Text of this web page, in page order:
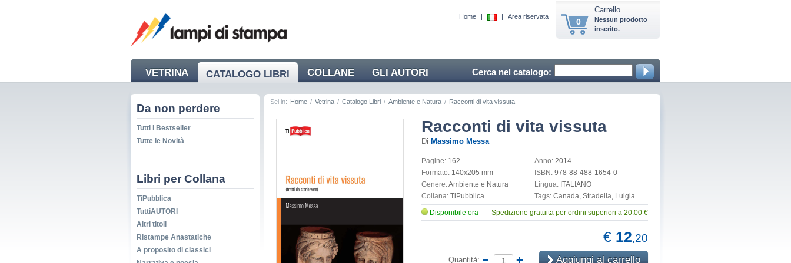
Home | | Area riservata
0
Carrello
Nessun prodotto
inserito.
Cerca nel catalogo:
VETRINA CATALOGO LIBRI COLLANE GLI AUTORI
NEWS
Da non perdere
Tutti i Bestseller
Tutte le Novità
Libri per Collana
TiPubblica
TuttiAUTORI
Altri titoli
Ristampe Anastatiche
A proposito di classici
Sei in: Home / Vetrina / Catalogo Libri / Ambiente e Natura / Racconti di vita vissuta
Racconti di vita vissuta
Di Massimo Messa
Pagine: 162
Formato: 140x205 mm
Genere:Ambiente e Natura
Collana: TiPubblica
Anno: 2014
ISBN: 978-88-488-1654-0
Lingua: ITALIANO
Tags: Canada, Stradella, Luigia
Spedizione gratuita per ordini superiori a 20.00 €
Disponibile ora
€ 12,20
Aggiungi al carrello
Quantità: